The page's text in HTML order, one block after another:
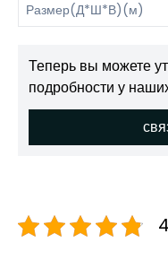
Размер(Д*Ш*В)(м)
Теперь вы можете
подробности у